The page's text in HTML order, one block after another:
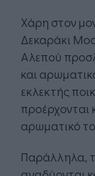
Χάρη στον
Δεκαράκι
Αλεπού
και
εκλεκτής
προέρχονται
αρωματικό
Παράλληλα,